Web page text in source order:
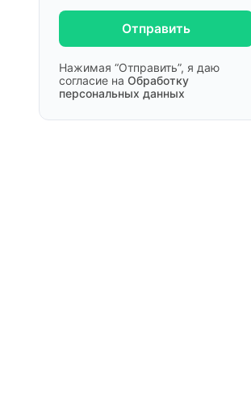
Отправить
Нажимая “Отправить”, я даю
согласие на Обработку
персональных данных